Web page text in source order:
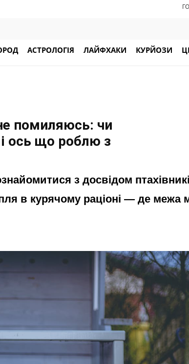
АСТРОЛОГІЯ ЛАЙФХАКИ КУРЙОЗИ
помиляюсь: чи
ось що роблю з
з досвідом
в курячому раціоні — де межа